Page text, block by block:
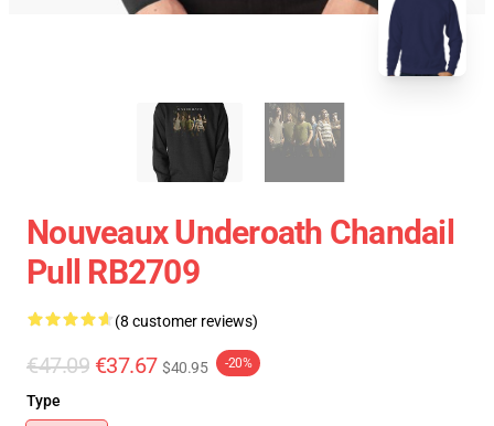
Nouveaux Underoath Chandail
Pull RB2709
(8 customer reviews)
€47.09 €37.67 $40.95 -20%
Type